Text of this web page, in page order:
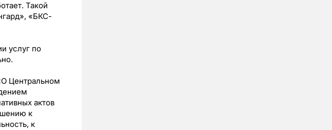
Такой
«БКС-
услуг по
Центральном
актов
к
к